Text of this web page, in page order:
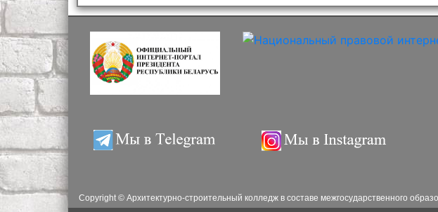
Copyright © Архитектурно-строительный колледж в составе межгосударственного